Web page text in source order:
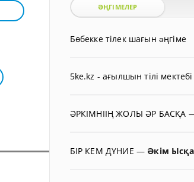
ӘҢГІМЕЛЕР
Бөбекке тілек шағын əңгіме
5ke.kz - ағылшын тілі мектебі
ӘРКІМНІІҢ ЖОЛЫ ӘР БАСҚА
БІР КЕМ ДҮНИЕ — Әкім